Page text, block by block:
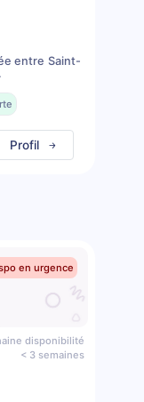
entre Saint-
Profil
en urgence
disponibilité
< 3 semaines